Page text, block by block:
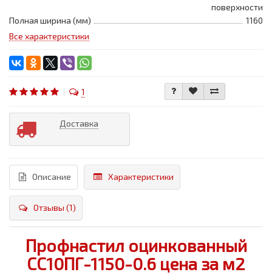
поверхности
Полная ширина (мм)
1160
Все характеристики
1
Доставка
Описание Характеристики
Отзывы (1)
Профнастил оцинкованный
СС10ПГ-1150-0.6 цена за м2